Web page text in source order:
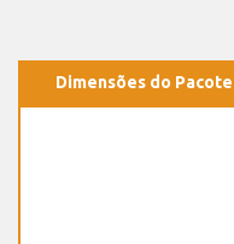
Dimensões do Pacote